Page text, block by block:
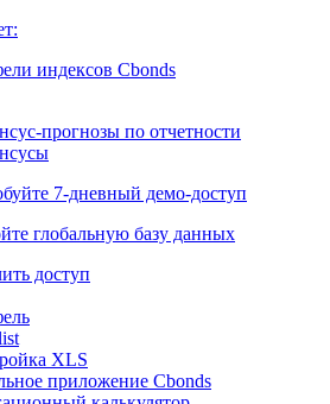
индексов Cbonds
прогнозы по отчетности
7-дневный демо-доступ
глобальную базу данных
доступ
XLS
приложение Cbonds